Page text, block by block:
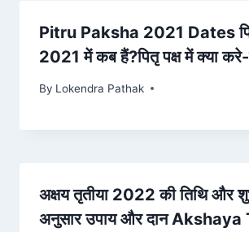
Pitru Paksha 2021 Dates
2021 में कब हैं?पितृ पक्ष में क्या
By Lokendra Pathak
अक्षय तृतीया 2022 की तिथि और
अनुसार उपाय और दान